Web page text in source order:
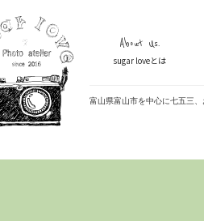
About Us.
sugar loveとは
富山県富山市を中心に七五三